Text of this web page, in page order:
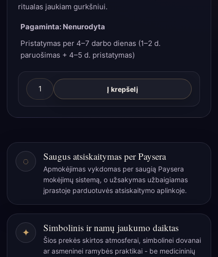
ritualas jaukiam gurkšniui.
Pagaminta: Nenurodyta
Pristatymas per 4–7 darbo dienas (1–2 d.
paruošimas + 4–5 d. pristatymas)
produkto
kiekis:
Arbatos
Blend“
–
tropiškos
skardinėlė
50
g
Į krepšelį
◌ Saugus atsiskaitymas per Paysera
Apmokėjimas vykdomas per saugią Paysera
mokėjimų sistemą, o užsakymas užbaigiamas
įprastoje parduotuvės atsiskaitymo aplinkoje.
✦ Simbolinis ir namų jaukumo daiktas
Šios prekės skirtos atmosferai, simbolinei dovanai
ar asmeninei ramybės praktikai - be medicininių